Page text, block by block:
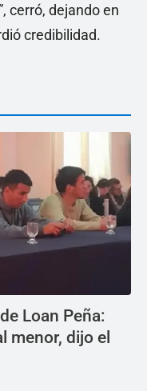
cerró, dejando en
credibilidad.
Loan Peña:
menor, dijo el